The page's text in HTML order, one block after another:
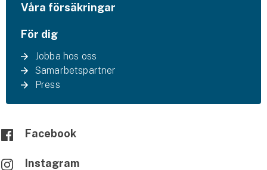
Våra försäkringar
För dig
Jobba hos oss
Samarbetspartner
Press
Facebook
Instagram